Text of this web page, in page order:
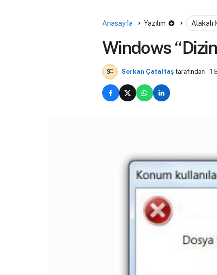
Anasayfa Yazılım Alakalı
Windows
Serkan Çataltaş tarafından 1